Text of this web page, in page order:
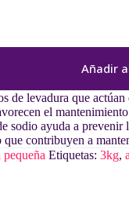
Añadir
levadura que
el
sodio ayuda a
contribuyen a
pequeña Etiquetas: 3kg,